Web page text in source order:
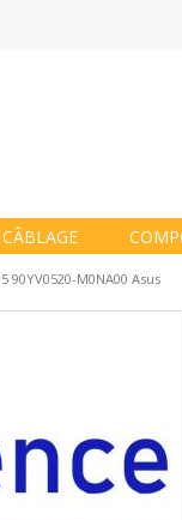
CÂBLAGE
90YV0520-M0NA00 Asus